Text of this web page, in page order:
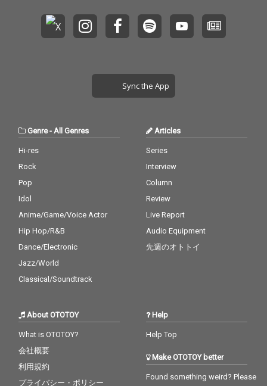
Sync the App
Genre- All Genres
Hi-res
Rock
Pop
Idol
Anime/Game/Voice Actor
Hip Hop/R&B
Dance/Electronic
Jazz/World
Classical/Soundtrack
Articles
Series
Interview
Column
Review
Live Report
Audio Equipment
先週のオトトイ
About OTOTOY
What is OTOTOY?
会社概要
利用規約
プライバシー・ポリシー
Help
Help Top
Make OTOTOY better
Found something weird? Please